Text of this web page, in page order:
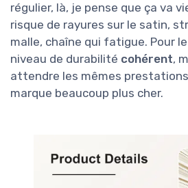
régulier, là, je pense que ça va
risque de rayures sur le satin,
malle, chaîne qui fatigue. Pour
niveau de durabilité cohérent,
attendre les mêmes prestations
marque beaucoup plus cher.